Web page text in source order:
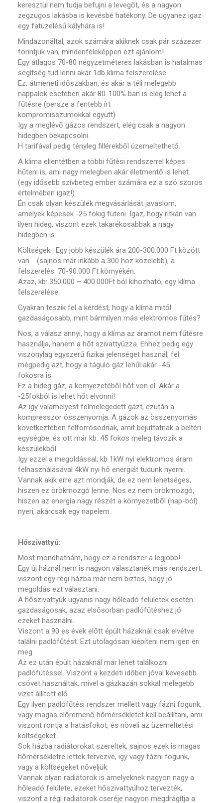
keresztül nem tudja befujni a levegőt, és a nagyon
zegzugos lakásba is kevésbé hatékony. De ugyanez igaz
egy fatüzelésű kályhára is!
Mindazonáltal, azok számára akiknek csak pár százezer
forintjuk van, mindenféleképpen ezt ajánlom!
Egy átlagos 70-80 négyzetméteres lakásban is hatalmas
segítség tud lenni akár 1db klima felszerelése.
Ez, átmeneti időszakban, és akár a téli melegebb
nappalok esetében akár 80-100% ban is elég lehet a
fűtésre (persze a fentebb írt
kompromisszumokkal együtt)
Igy a meglévő gázos rendszert, elég csak a nagyon
hidegben bekapcsolni.
H tarifával pedig tényleg fillérekből üzemeltethető.
A klima ellentétben a többi fűtési rendszerrel képes
hűteni is, ami nagy melegben akár életmentő is lehet.
(egy idősebb szívbeteg ember számára ez a szó szoros
értelmében igaz!)
Én csak olyan készülék megvásárlását javaslom,
amelyek képesek -25 fokig füteni. Igaz, hogy ritkán van
ilyen hideg, viszont ezek takarékosabbak a nagy
hidegben is.
Költségek: Egy jobb készülék ára 200-300.000 Ft között
van. (sajnos már inkább a 300 hoz közelebb), a
felszerelés: 70-90.000 Ft környékén.
Azaz, kb: 350.000 – 400.000Ft ból kihozható, egy klíma
felszerelése.
Gyakran teszik fel a kérdést, hogy a klíma mitől
gazdaságosabb, mint bármilyen más elektromos fűtés?
Nos, a válasz annyi, hogy a klíma az áramot nem fűtésre
használja, hanem a hőt szivattyúzza. Ehhez pedig egy
viszonylag egyszerű fizikai jelenséget használ, fel
mégpedig azt, hogy a táguló gáz lehűl akár -45
fokosra is.
Ez a hideg gáz, a környezetéből hőt von el. Akár a
-25fokból is lehet hőt elvonni!
Az igy valamelyest felmelegedett gázt, ezután a
kompresszor összenyomja. A gázok az összenyomás
következtében felforrósodnak, amit bejuttatnak a beltéri
egységbe, és ott már kb: 45 fokos meleg távozik a
készülékből.
Igy ezzel a megoldással, kb 1kW nyi elektromos áram
felhasználásával 4kW nyi hő energiát tudunk nyerni.
Vannak akik erre azt mondják, de ez nem lehetséges,
hiszen ez örökmozgó lenne. Nos ez nem örökmozgó,
hiszen az energia nagy részét a környezetből (nap-ból)
nyeri, akárcsak egy napelem.
Hőszivattyú:
Most mondhatnám, hogy ez a rendszer a legjobb!
Egy új háznál nem is nagyon választanék más rendszert,
viszont egy régi házba már nem biztos, hogy jó
megoldás ezt választani.
A hőszivattyúk ugyanis nagy hőleadó felületek esetén
gazdaságosak, azaz elsősorban padlófűtéshez jó
ezeket használni.
Viszont a 90 es évek előtt épült házaknál csak elvétve
találni padlófűtést. Ezt utolagósan kiépíteni nem igen éri
meg.
Az ez után épült házaknál már lehet találkozni
padlófütéssel. Viszont a kezdeti időben jóval kevesebb
csövet használtak, mivel a gázkazán sokkal melegebb
vízet állított elő.
Egy ilyen padlófűtési rendszer mellett vagy fázni fogunk,
vagy magas előremenő hőmérsékletet kell beállítani, ami
viszont rontja a hatásfokot, és növeli az üzemeltetési
költségeket.
Sok házba radiátorokat szereltek, sajnos ezek is magas
hőmérsékletre lettek tervezve, igy vagy fázni fogunk,
vagy a költségeket nőveljük.
Vannak olyan radiátorok is amelyeknek nagyon nagy a
hőleadó felülete, ezeket hőszivattyúhoz tervezték,
viszont a régi radiátorok cseréje nagyon megdrágítja a